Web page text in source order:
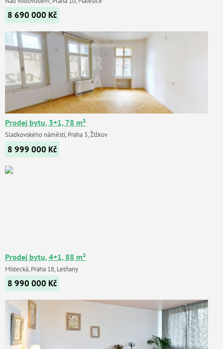
8 690 000 Kč
Prodej bytu, 3+1, 78 m²
Sladkovského náměstí, Praha 3, Žižkov
8 999 000 Kč
Prodej bytu, 4+1, 88 m²
Místecká, Praha 18, Letňany
8 990 000 Kč